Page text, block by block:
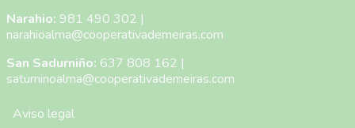
Narahio: 981 490 302 |
narahioalma@cooperativademeiras.com
San Sadurniño: 637 808 162 |
saturninoalma@cooperativademeiras.com
Menú Pie de Página
Aviso legal